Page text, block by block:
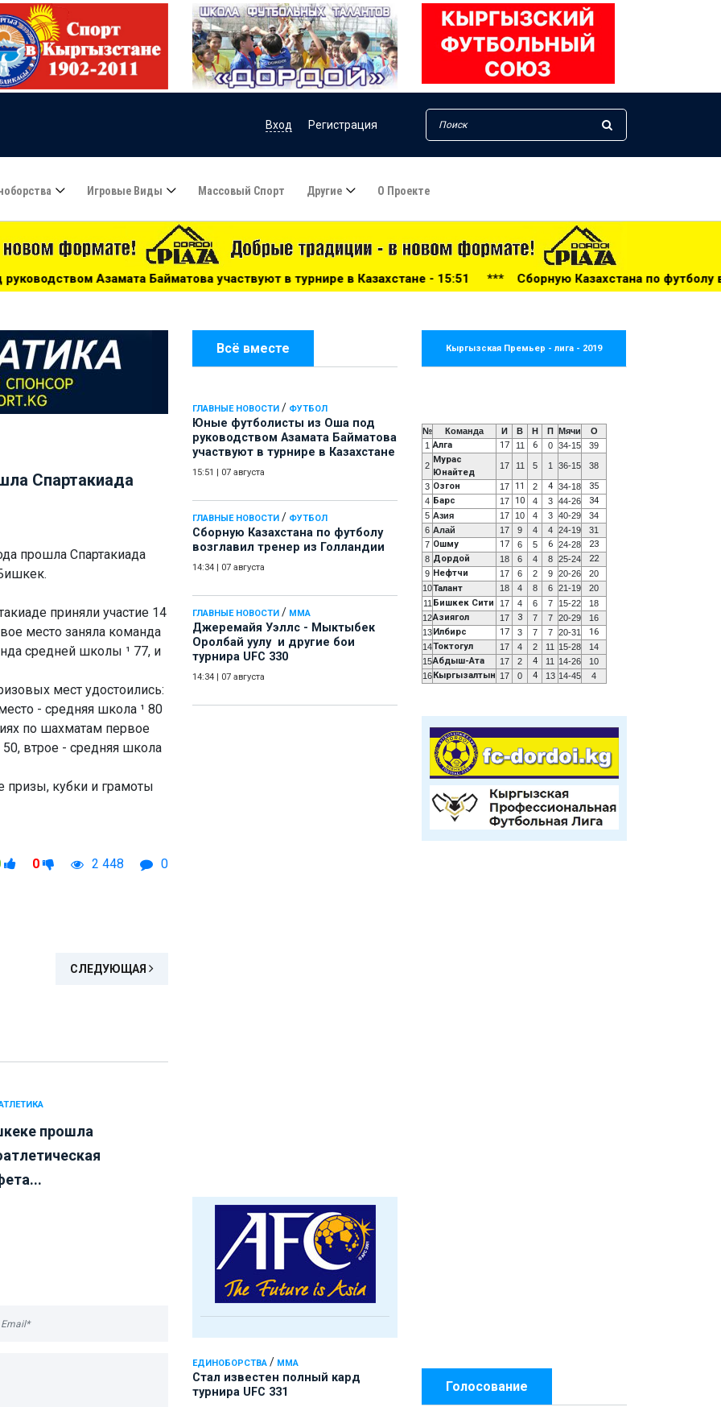
Вход Регистрация
Игровые Виды Массовый Спорт Другие О Проекте
в турнире в Казахстане - 15:51 ***Сборную Казахстана по футболу возглавил тренер из Голландии - 14:34
Всё вместе
ГЛАВНЫЕ НОВОСТИ / ФУТБОЛ
Юные футболисты из Оша под
руководством Азамата Байматова
участвуют в турнире в Казахстане
15:51 07 августа
ГЛАВНЫЕ НОВОСТИ / ФУТБОЛ
Сборную Казахстана по футболу
возглавил тренер из Голландии
14:34 07 августа
ГЛАВНЫЕ НОВОСТИ / ММА
Джеремайя Уэллс - Мыктыбек
Оролбай уулу и другие бои
турнира UFC 330
14:34 07 августа
ЕДИНОБОРСТВА / ММА
Стал известен полный кард
турнира UFC 331
Спартакиада
прошла Спартакиада
приняли участие 14
место заняла команда
средней школы ¹ 77, и
мест удостоились:
- средняя школа ¹ 80
по шахматам первое
втрое - средняя школа
призы, кубки и грамоты
0 2 448 0
СЛЕДУЮЩАЯ
прошла
Кыргызская Премьер - лига - 2019
№ Команда И В Н П Мячи
О
1 Алга 17 11 6 0 34-15 39
2
Мурас
Юнайтед
17 11 5 1 36-15 38
3 Озгон 17 11 2 4 34-18 35
4 Барс 17 10 4 3 44-26 34
5 Азия 17 10 4 3 40-29
34
6 Алай 17 9 4 4 24-19
31
7 Ошму 17 6 5 6 24-28 23
8 Дордой 18 6 4 8 25-24 22
9 Нефтчи 17 6 2 9 20-26
20
10Талант 18 4 8 6 21-19
20
11 Бишкек Сити 17 4 6 7 15-22
18
12Азиягол 17 3 7 7 20-29
16
13 Илбирс 17 3 7 7 20-31 16
14Токтогул 17 4 2 11 15-28
14
15Абдыш-Ата 17 2 4 11 14-26
10
16 Кыргызалтын 17 0 4 13 14-45 4
Голосование